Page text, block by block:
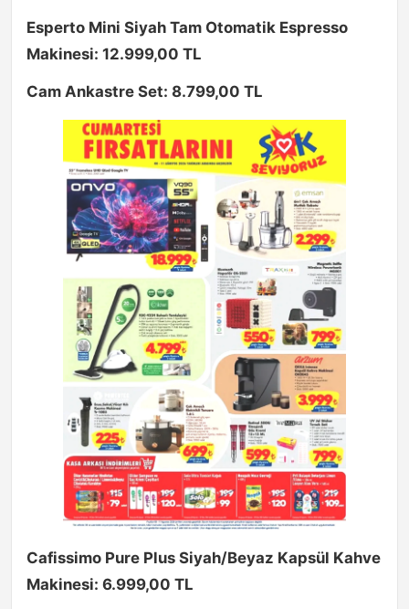
Esperto Mini Siyah Tam Otomatik Espresso
Makinesi: 12.999,00 TL
Cam Ankastre Set: 8.799,00 TL
Cafissimo Pure Plus Siyah/Beyaz Kapsül Kahve
Makinesi: 6.999,00 TL